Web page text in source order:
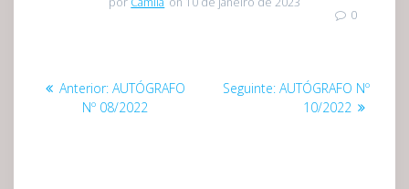
0
Navegação
Anterior: Post
anterior:
AUTÓGRAFO
Nº 08/2022
Seguinte: Post
seguinte:
AUTÓGRAFO Nº
10/2022